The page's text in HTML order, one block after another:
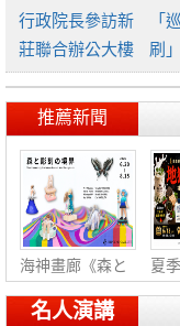
行政院長參訪新
莊聯合辦公大樓
各進
「
刷
國教
推薦新聞
海神畫廊《森と
彫
夏
阿
名人演講